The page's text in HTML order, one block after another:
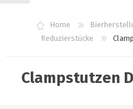
WUNSCHLISTE
Home
Reduzierstücke
Clampstutzen